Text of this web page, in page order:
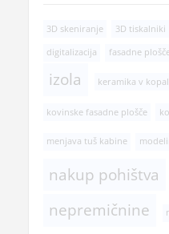
3D skeniranje 3D tiskalniki
digitalizacija fasadne
izola keramika v
kovinske fasadne plošče
menjava tuš kabine
nakup pohištva
nepremičnine